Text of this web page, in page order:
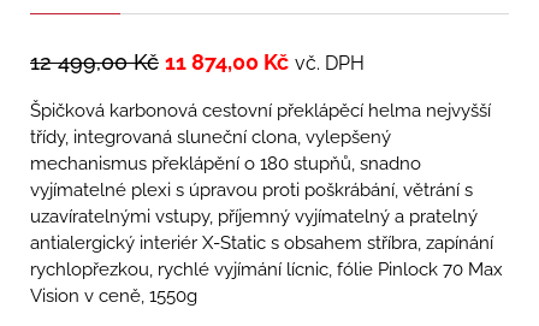
12 499,00Kč 11 874,00 Kč vč. DPH
Špičková karbonová cestovní překlápěcí helma nejvyšší
třídy, integrovaná sluneční clona, vylepšený
mechanismus překlápění o 180 stupňů, snadno
vyjímatelné plexi s úpravou proti poškrábání, větrání s
uzavíratelnými vstupy, příjemný vyjímatelný a pratelný
antialergický interiér X-Static s obsahem stříbra, zapínání
rychlopřezkou, rychlé vyjímání lícnic, fólie Pinlock 70 Max
Vision v ceně, 1550g